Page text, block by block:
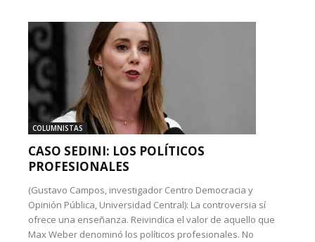
COLUMNISTAS
CASO SEDINI: LOS POLÍTICOS
PROFESIONALES
(Gustavo Campos, investigador Centro Democracia y
Opinión Pública, Universidad Central): La controversia sí
ofrece una enseñanza. Reivindica el valor de aquello que
Max Weber denominó los políticos profesionales. No